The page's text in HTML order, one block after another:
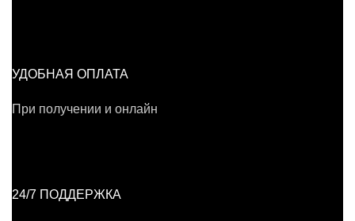
УДОБНАЯ ОПЛАТА
При получении и онлайн
24/7 ПОДДЕРЖКА